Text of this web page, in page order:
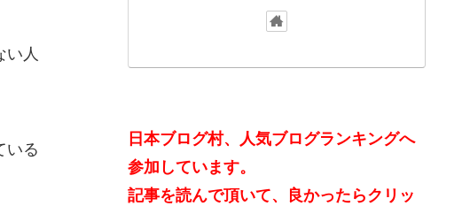
い人
いる
日本ブログ村、人気ブログランキングへ
参加しています。
記事を読んで頂いて、良かったらクリッ